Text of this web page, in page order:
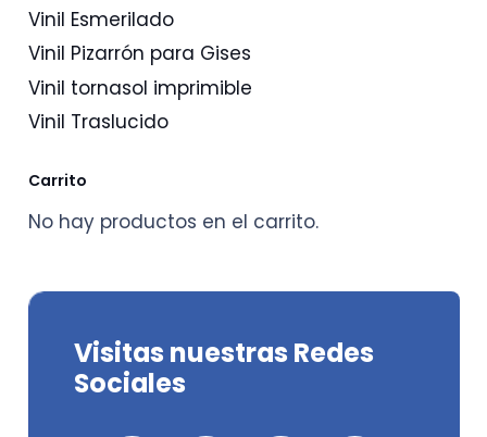
Vinil Esmerilado
Vinil Pizarrón para Gises
Vinil tornasol imprimible
Vinil Traslucido
Carrito
No hay productos en el carrito.
Visitas nuestras Redes
Sociales